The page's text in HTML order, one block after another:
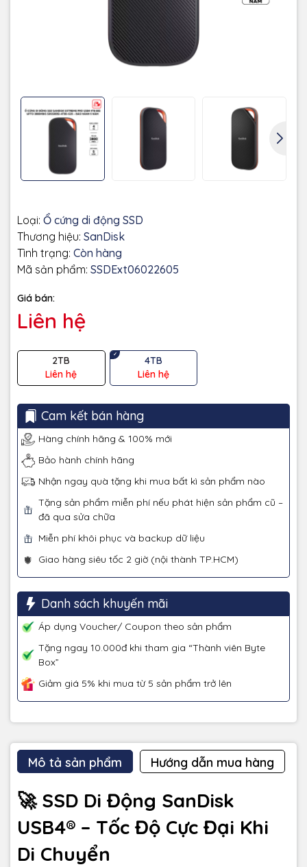
Loại: Ổ cứng di động SSD
Thương hiệu: SanDisk
Tình trạng: Còn hàng
Mã sản phẩm: SSDExt06022605
Giá bán:
Liên hệ
2TB
Liên hệ
4TB
Liên hệ
Cam kết bán hàng
Hàng chính hãng & 100% mới
Bảo hành chính hãng
Nhận ngay quà tặng khi mua bất kì sản phẩm nào
Tặng sản phẩm miễn phí nếu phát hiện sản phẩm cũ –
đã qua sửa chữa
Miễn phí khôi phục và backup dữ liệu
Giao hàng siêu tốc 2 giờ (nội thành TP.HCM)
Danh sách khuyến mãi
Áp dụng Voucher/ Coupon theo sản phẩm
Tặng ngay 10.000đ khi tham gia “Thành viên Byte
Box”
Giảm giá 5% khi mua từ 5 sản phẩm trở lên
Mô tả sản phẩm Hướng dẫn mua hàng
🚀 SSD Di Động SanDisk
USB4® – Tốc Độ Cực Đại Khi
Di Chuyển